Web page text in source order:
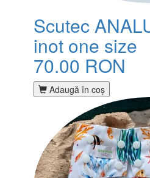
Scutec
inot one size
70.00 RON
Adaugă în coş